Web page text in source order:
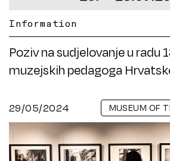
Information
Poziv na sudjelovanje u radu
muzejskih pedagoga
29/05/2024 MUSEUM OF